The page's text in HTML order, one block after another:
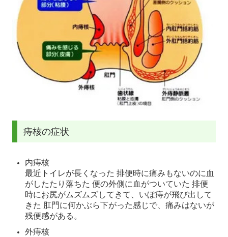
痔核の症状
内痔核
最近トイレが長くなった 排便時に痛みもないのに血
がしたたり落ちた 便の外側に血がついていた 排便
時にお尻がムズムズしてきて、いぼ痔が飛び出して
きた 肛門に何かぶら下がった感じで、痛みはないが
残便感がある。
外痔核